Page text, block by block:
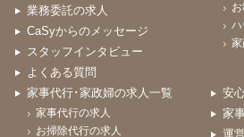
業務委託の求人
CaSyからのメッセージ
スタッフインタビュー
よくある質問
家事代行･家政婦の求人一覧
家事代行の求人
お掃除代行の求人
安
家
運